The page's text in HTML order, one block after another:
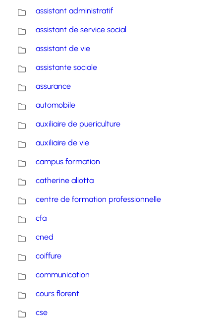
assistant administratif
assistant de service social
assistant de vie
assistante sociale
assurance
automobile
auxiliaire de puericulture
auxiliaire de vie
campus formation
catherine aliotta
centre de formation professionnelle
cfa
cned
coiffure
communication
cours florent
cse